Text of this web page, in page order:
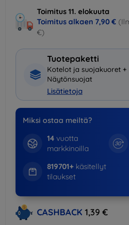
Toimitus 11. elokuuta
Toimitus alkaen 7,90 €
€)
Tuotepaketti
Kotelot ja suojakuoret +
Näytönsuojat
Lisätietoja
Miksi ostaa meiltä?
14vuotta
markkinoilla
819701+käsitellyt
tilaukset
CASHBACK 1,39 €